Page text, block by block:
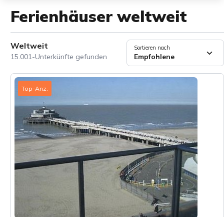
Ferienhäuser weltweit
Weltweit
15.001-Unterkünfte gefunden
Sortieren nach
Empfohlene
Top-Anz.